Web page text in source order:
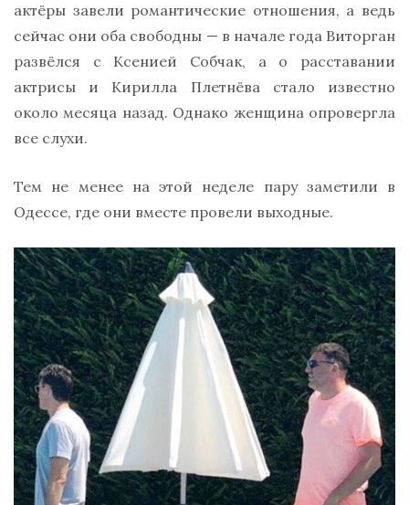
актёры завели романтические отношения, а ведь
сейчас они оба свободны — в начале года Виторган
развёлся с Ксенией Собчак, а о расставании
актрисы и Кирилла Плетнёва стало известно
около месяца назад. Однако женщина опровергла
все слухи.
Тем не менее на этой неделе пару заметили в
Одессе, где они вместе провели выходные.